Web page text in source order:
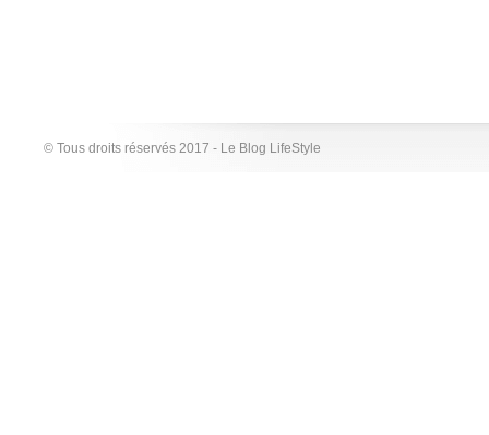
© Tous droits réservés 2017 - Le Blog LifeStyle